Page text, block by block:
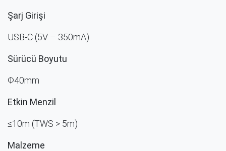
Şarj Girişi
USB-C (5V – 350mA)
Sürücü Boyutu
Φ40mm
Etkin Menzil
≤10m (TWS > 5m)
Malzeme